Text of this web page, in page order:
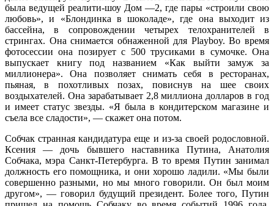
была ведущей реалити-шоу Дом —2, где пары «строили свою
любовь», и «Блондинка в шоколаде», где она выходит из
бассейна, в сопровождении четырех телохранителей в
стрингах. Она снимается обнаженной для Playboy. Во время
фотосессии она позирует с 500 трусиками в сумочке. Она
выпускает книгу под названием «Как выйти замуж за
миллионера». Она позволяет снимать себя в ресторанах,
пьяная, в похотливых позах, повиснув на шее своих
воздыхателей. Она зарабатывает 2,8 миллиона долларов в год
и имеет статус звезды. «Я была в кондитерском магазине и
съела все сладости», — скажет она потом.
Собчак странная кандидатура еще и из-за своей родословной.
Ксения — дочь бывшего наставника Путина, Анатолия
Собчака, мэра Санкт-Петербурга. В то время Путин занимал
должность его помощника, и они хорошо ладили. «Мы были
совершенно разными, но мы много говорили. Он был моим
другом», — говорил будущий президент. Более того, Путин